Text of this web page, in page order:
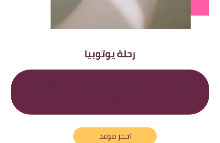
رحلة يوتوبيا
احجز موعد